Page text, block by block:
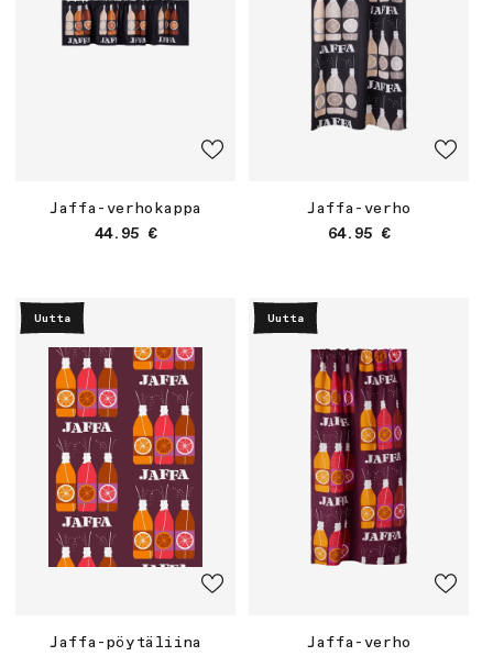
Jaffa-verhokappa
Normaalihinta
44.95 €
Jaffa-verho
Normaalihinta
64.95 €
Jaffa-pöytäliina
Uutta
Jaffa-verho
Uutta